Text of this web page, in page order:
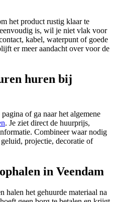
het product rustig klaar te
is, wil je niet vlak voor
kabel, waterpunt of goede
er meer aandacht over voor de
huren bij
of ga naar het algemene
. Je ziet direct de huurprijs,
Combineer waar nodig
projectie, decoratie of
in Veendam
halen het gehuurde materiaal na